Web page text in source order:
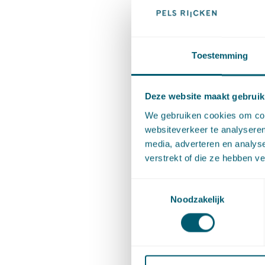
Toestemming
Deze website maakt
We gebruiken cookies om
websiteverkeer te
media, adverteren en
verstrekt of die ze hebben
Noodzakelijk
van NN
de
in